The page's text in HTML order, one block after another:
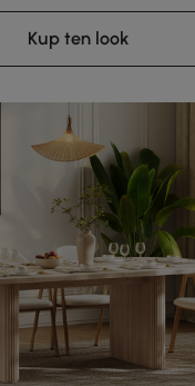
Kup ten look